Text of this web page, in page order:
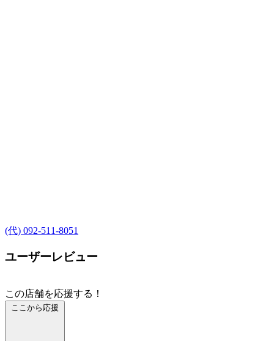
(代) 092-511-8051
ユーザーレビュー
この店舗を応援する！
ここから応援